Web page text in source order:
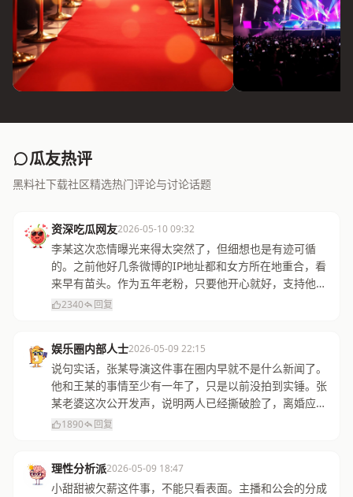
瓜友热评
黑料社下载社区精选热门评论与讨论话题
资深吃瓜网友2026-05-10 09:32
李某这次恋情曝光来得太突然了，但细想也是有迹可循
的。之前他好几条微博的IP地址都和女方所在地重合，看
来早有苗头。作为五年老粉，只要他开心就好，支持他的
选择！
2340 回复
娱乐圈内部人士2026-05-09 22:15
说句实话，张某导演这件事在圈内早就不是什么新闻了。
他和王某的事情至少有一年了，只是以前没拍到实锤。张
某老婆这次公开发声，说明两人已经撕破脸了，离婚应该
是迟早的事。黑料社下载的消息很准。
1890 回复
理性分析派2026-05-09 18:47
小甜甜被欠薪这件事，不能只看表面。主播和公会的分成